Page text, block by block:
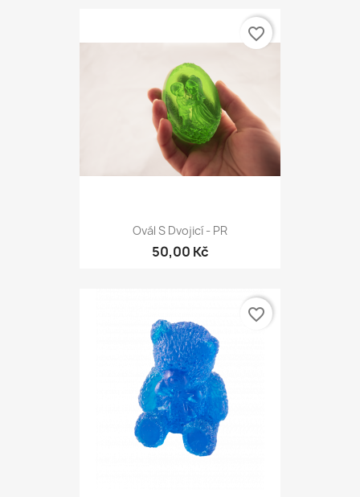
Ovál S Dvojicí - PR
50,00 Kč
favorite_border
favorite_border